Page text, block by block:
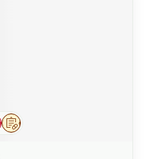
Op voorschrift
Geneesmiddel